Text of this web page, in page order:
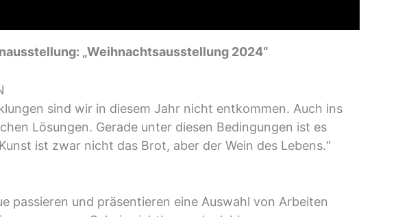
„Weihnachtsausstellung 2024“
sind wir in diesem Jahr nicht entkommen. Auch ins
Lösungen. Gerade unter diesen Bedingungen ist es
ist zwar nicht das Brot, aber der Wein des Lebens.“
passieren und präsentieren eine Auswahl von Arbeiten